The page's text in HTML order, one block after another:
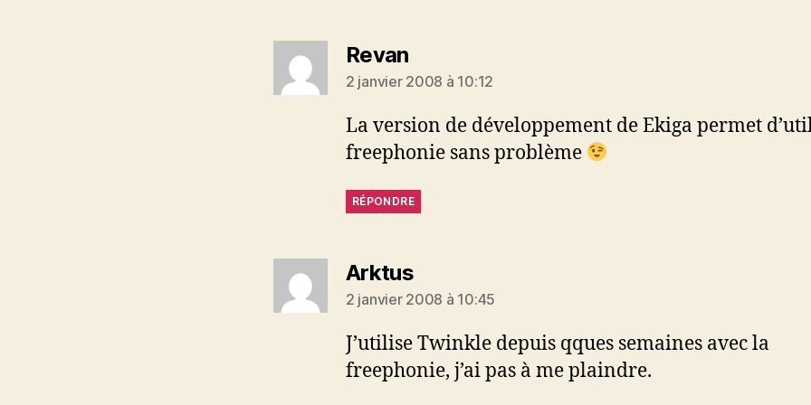
Revandit :
2 janvier 2008 à 10:12
La version de développement de Ekiga permet
freephonie sans problème
RÉPONDRE
Arktusdit :
2 janvier 2008 à 10:45
J’utilise Twinkle depuis qques semaines avec la
freephonie, j’ai pas à me plaindre.